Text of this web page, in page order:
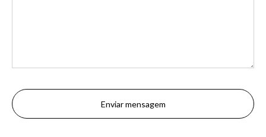
Enviar mensagem